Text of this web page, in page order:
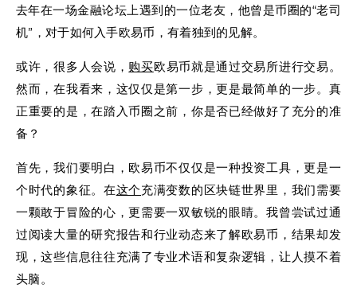
去年在一场金融论坛上遇到的一位老友，他曾是币圈的“老司
机”，对于如何入手欧易币，有着独到的见解。
或许，很多人会说， 购买欧易币就是通过交易所进行交易。
然而，在我看来，这仅仅是第一步，更是最简单的一步。真
正重要的是，在踏入币圈之前，你是否已经做好了充分的准
备？
首先，我们要明白，欧易币不仅仅是一种投资工具，更是一
个时代的象征。在这个充满变数的区块链世界里，我们需要
一颗敢于冒险的心，更需要一双敏锐的眼睛。我曾尝试过通
过阅读大量的研究报告和行业动态来了解欧易币，结果却发
现，这些信息往往充满了专业术语和复杂逻辑，让人摸不着
头脑。